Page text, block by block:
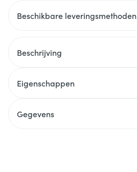
Beschikbare leveringsmethoden
Beschrijving
Eigenschappen
Gegevens